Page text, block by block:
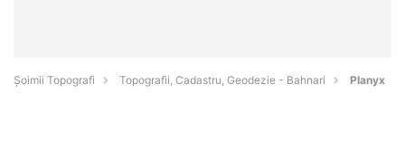
Șoimii Topografi Topografii, Cadastru, Geodezie - Bahnari Planyx